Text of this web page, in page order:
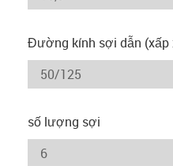
Đường kính sợi dẫn (xấp
số lượng sợi